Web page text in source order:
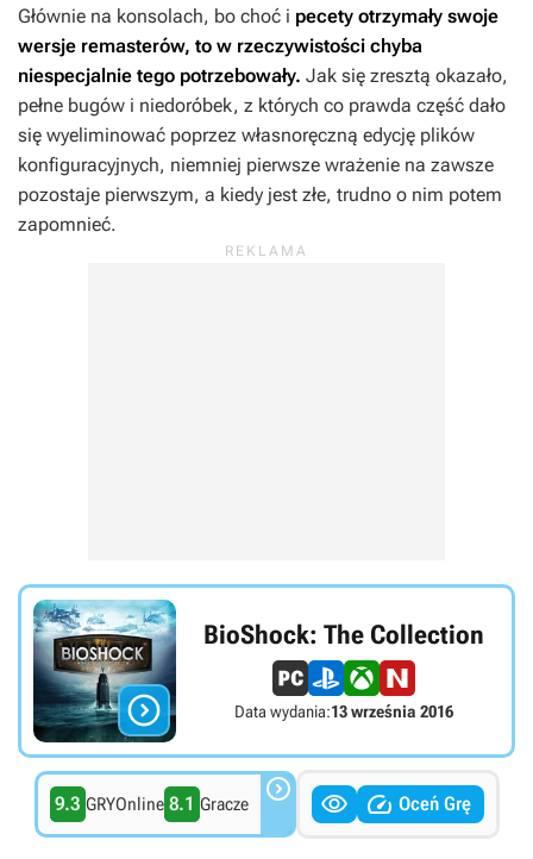
Głównie na konsolach, bo choć i pecety otrzymały swoje
wersje remasterów, to w rzeczywistości chyba
niespecjalnie tego potrzebowały. Jak się zresztą okazało,
pełne bugów i niedoróbek, z których co prawda część dało
się wyeliminować poprzez własnoręczną edycję plików
konfiguracyjnych, niemniej pierwsze wrażenie na zawsze
pozostaje pierwszym, a kiedy jest złe, trudno o nim potem
zapomnieć.

BioShock: The Collection
Data wydania:13 września 2016
9.3 GRYOnline 8.1 Gracze    Oceń Grę